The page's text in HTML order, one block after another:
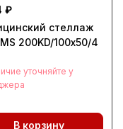
₽
стеллаж
200KD/100х50/4
уточняйте у
В корзину